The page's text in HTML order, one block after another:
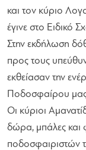
και τον κύριο
έγινε στο Ειδικό
Στην εκδήλωση
προς τους
εκθείασαν την
Ποδοσφαίρου
Οι κύριοι
δώρα, μπάλες και
ποδοσφαιριστών